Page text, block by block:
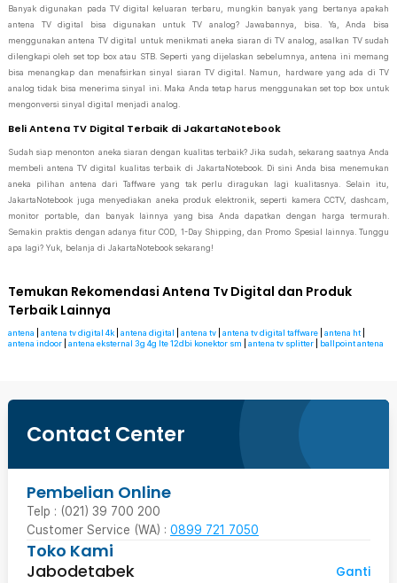
Banyak digunakan pada TV digital keluaran terbaru, mungkin banyak yang bertanya apakah
antena TV digital bisa digunakan untuk TV analog? Jawabannya, bisa. Ya, Anda bisa
menggunakan antena TV digital untuk menikmati aneka siaran di TV analog, asalkan TV sudah
dilengkapi oleh set top box atau STB. Seperti yang dijelaskan sebelumnya, antena ini memang
bisa menangkap dan menafsirkan sinyal siaran TV digital. Namun, hardware yang ada di TV
analog tidak bisa menerima sinyal ini. Maka Anda tetap harus menggunakan set top box untuk
mengonversi sinyal digital menjadi analog.
Beli Antena TV Digital Terbaik di JakartaNotebook
Sudah siap menonton aneka siaran dengan kualitas terbaik? Jika sudah, sekarang saatnya Anda
membeli antena TV digital kualitas terbaik di JakartaNotebook. Di sini Anda bisa menemukan
aneka pilihan antena dari Taffware yang tak perlu diragukan lagi kualitasnya. Selain itu,
JakartaNotebook juga menyediakan aneka produk elektronik, seperti kamera CCTV, dashcam,
monitor portable, dan banyak lainnya yang bisa Anda dapatkan dengan harga termurah.
Semakin praktis dengan adanya fitur COD, 1-Day Shipping, dan Promo Spesial lainnya. Tunggu
apa lagi? Yuk, belanja di JakartaNotebook sekarang!
Temukan Rekomendasi Antena Tv Digital dan Produk
Terbaik Lainnya
antena antena tv digital 4k antena digital antena tv antena tv digital taffware antena ht
antena indoor
antena eksternal 3g 4g lte 12dbi konektor sm antena tv splitter ballpoint antena
Contact Center
Pembelian Online
Telp : (021) 39 700 200
Customer Service (WA) : 0899 721 7050
Toko Kami
Jabodetabek
Ganti